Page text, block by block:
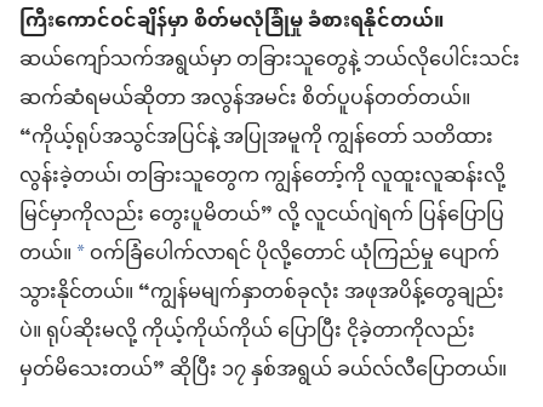
ကြီးကောင်ဝင်ချိန်မှာ စိတ်မလုံခြုံမှု ခံစားရနိုင်တယ်။
ဆယ်ကျော်သက်အရွယ်မှာ တခြားသူတွေနဲ့ ဘယ်လိုပေါင်းသင်း
ဆက်ဆံရမယ်ဆိုတာ အလွန်အမင်း စိတ်ပူပန်တတ်တယ်။
“ကိုယ့်ရုပ်အသွင်အပြင်နဲ့ အပြုအမူကို ကျွန်တော် သတိထား
လွန်းခဲ့တယ်၊ တခြားသူတွေက ကျွန်တော့်ကို လူထူးလူဆန်းလို့
မြင်မှာကိုလည်း တွေးပူမိတယ်” လို့ လူငယ်ဂျဲရက် ပြန်ပြောပြ
တယ်။ a ဝက်ခြံပေါက်လာရင် ပိုလို့တောင် ယုံကြည်မှု ပျောက်
သွားနိုင်တယ်။ “ကျွန်မမျက်နှာတစ်ခုလုံး အဖုအပိန့်တွေချည်း
ပဲ။ ရုပ်ဆိုးမလို့ ကိုယ့်ကိုယ်ကိုယ် ပြောပြီး ငိုခဲ့တာကိုလည်း
မှတ်မိသေးတယ်” ဆိုပြီး ၁၇ နှစ်အရွယ် ခယ်လ်လီပြောတယ်။